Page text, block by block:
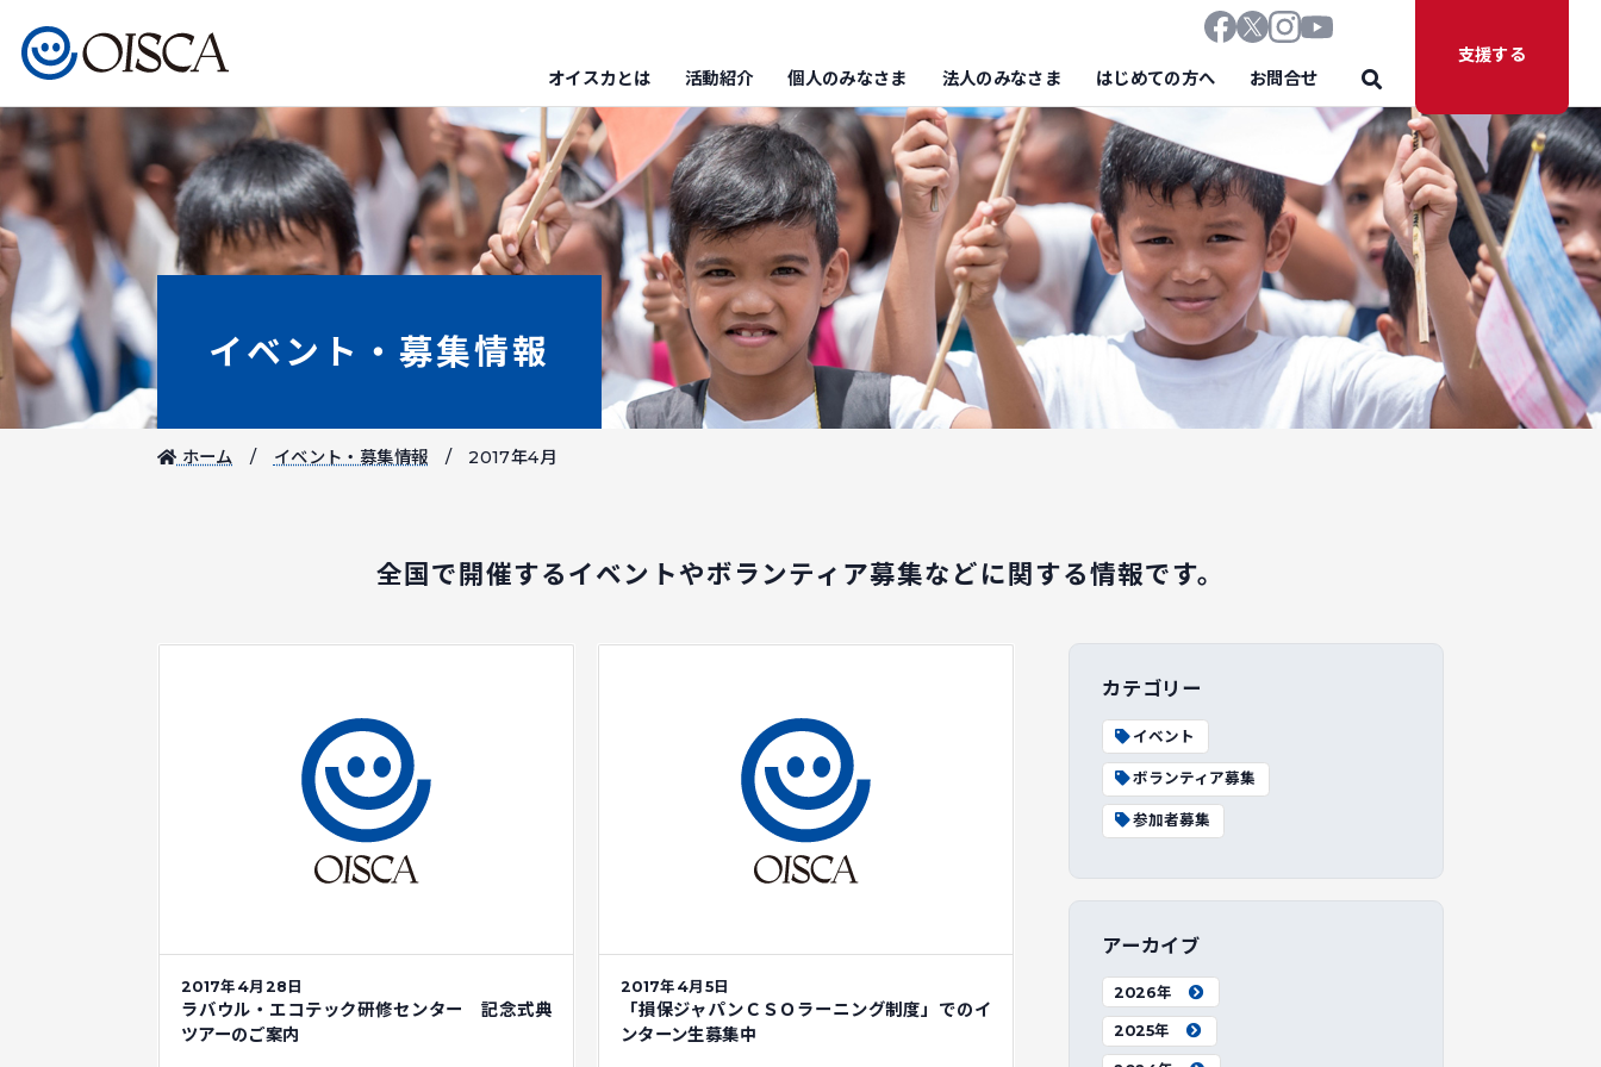
オイスカとは 活動紹介 個人のみなさま 法人のみなさま はじめての方へ お問合せ
支援する
イベント・募集情報
ホーム イベント・募集情報 2017年4月
全国で開催するイベントやボランティア募集などに関する情報です。
2017年4月28日
ラバウル・エコテック研修センター 記念式典
ツアーのご案内
2017年4月5日
「損保ジャパンＣＳＯラーニング制度」でのイ
ンターン生募集中
カテゴリー
イベント
ボランティア募集
参加者募集
アーカイブ
2026年
2025年